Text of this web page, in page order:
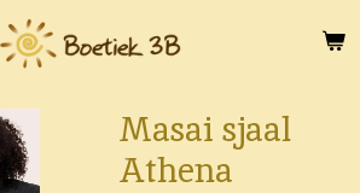
Masai sjaal
Athena